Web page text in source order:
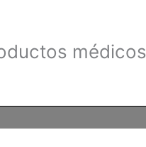
médicos